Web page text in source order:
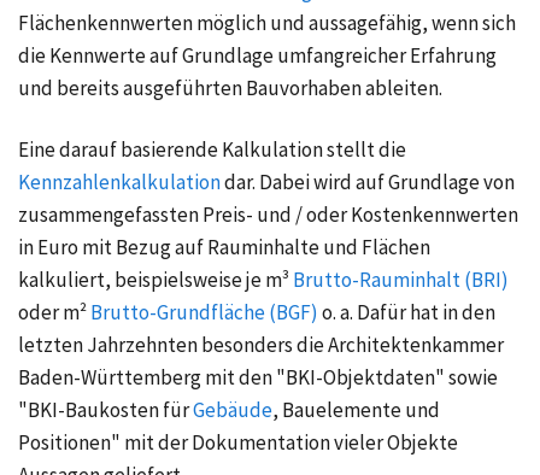
Flächenkennwerten möglich und aussagefähig, wenn sich
die Kennwerte auf Grundlage umfangreicher Erfahrung
und bereits ausgeführten Bauvorhaben ableiten.
Eine darauf basierende Kalkulation stellt die
Kennzahlenkalkulationdar. Dabei wird auf Grundlage von
zusammengefassten Preis- und / oder Kostenkennwerten
in Euro mit Bezug auf Rauminhalte und Flächen
kalkuliert, beispielsweise je m³ Brutto-Rauminhalt (BRI)
oder m²Brutto-Grundfläche (BGF) o. a. Dafür hat in den
letzten Jahrzehnten besonders die Architektenkammer
Baden-Württemberg mit den "BKI-Objektdaten" sowie
"BKI-Baukosten fürGebäude, Bauelemente und
Positionen" mit der Dokumentation vieler Objekte